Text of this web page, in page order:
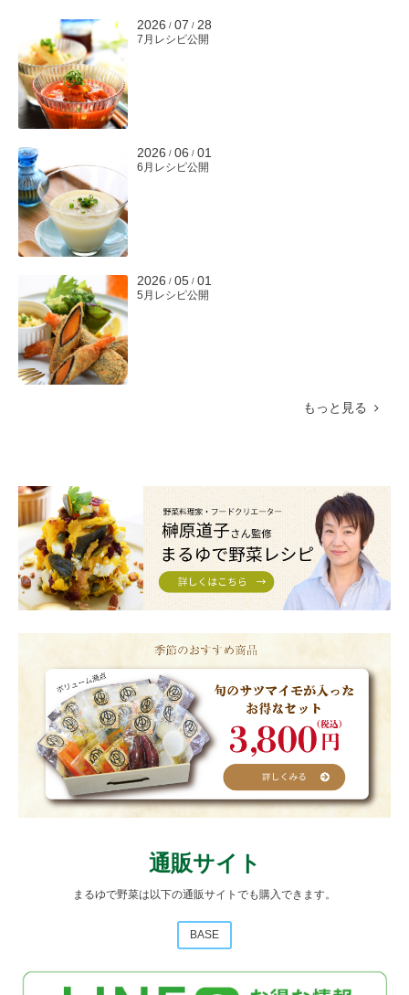
2026 / 07 / 28
7月レシピ公開
2026 / 06 / 01
6月レシピ公開
2026 / 05 / 01
5月レシピ公開
もっと見る
通販サイト
まるゆで野菜は以下の通販サイトでも購入できます。
BASE